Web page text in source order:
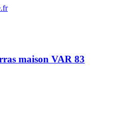
maison VAR 83